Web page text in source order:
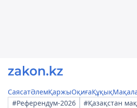
СаясатӘлемҚаржыОқиғаҚұқық
#Референдум-2026
#Қазақстан